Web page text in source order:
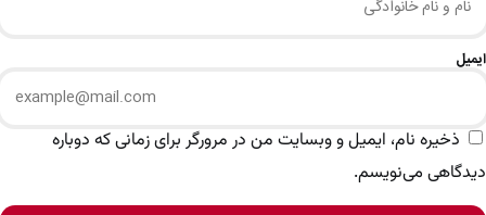
ایمیل
ذخیره نام، ایمیل و وبسایت من در مرورگر برای زمانی که دوباره
دیدگاهی می‌نویسم.